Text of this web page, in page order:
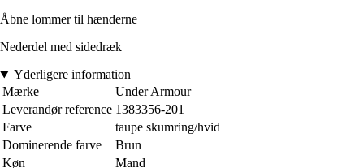
Åbne lommer til hænderne
Nederdel med sidedræk
Yderligere information
Mærke
Under Armour
Leverandør reference 1383356-201
Farve
taupe skumring/hvid
Dominerende farve
Brun
Køn
Mand